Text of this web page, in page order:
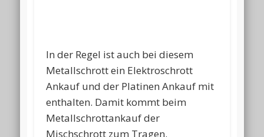
In der Regel ist auch bei diesem
Metallschrott ein Elektroschrott
Ankauf und der Platinen Ankauf mit
enthalten. Damit kommt beim
Metallschrottankauf der
Mischschrott zum Tragen.